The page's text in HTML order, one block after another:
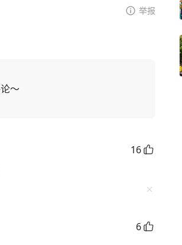
举报
～
16
6